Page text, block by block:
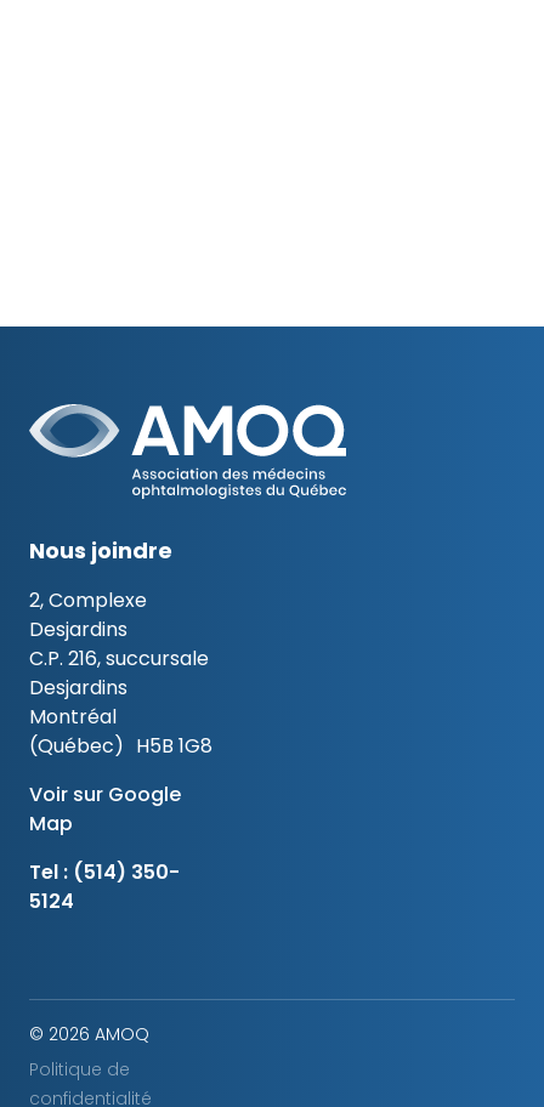
Nous joindre
2, Complexe
Desjardins
C.P. 216, succursale
Desjardins
Montréal
(Québec) H5B 1G8
Voir sur Google
Map
Tel : (514) 350-
5124
© 2026 AMOQ
Politique de
confidentialité